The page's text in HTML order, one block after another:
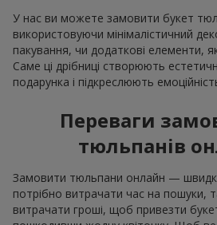
У нас ви можете замовити букет
використовуючи мінімалістичний
пакування, чи додаткові елементи,
Саме ці дрібниці створюють
подарунка і підкреслюють
Переваги
тюльпанів
Замовити тюльпани онлайн —
потрібно витрачати час на пошуки,
витрачати гроші, щоб привезти